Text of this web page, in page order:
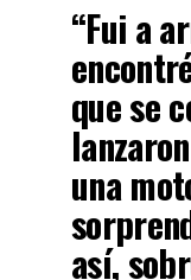
“Fui a
que se
una
así,